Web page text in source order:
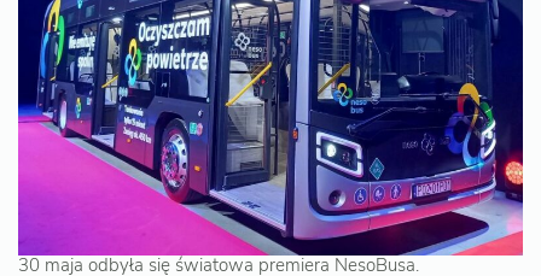
30 maja odbyła się światowa premiera NesoBusa.